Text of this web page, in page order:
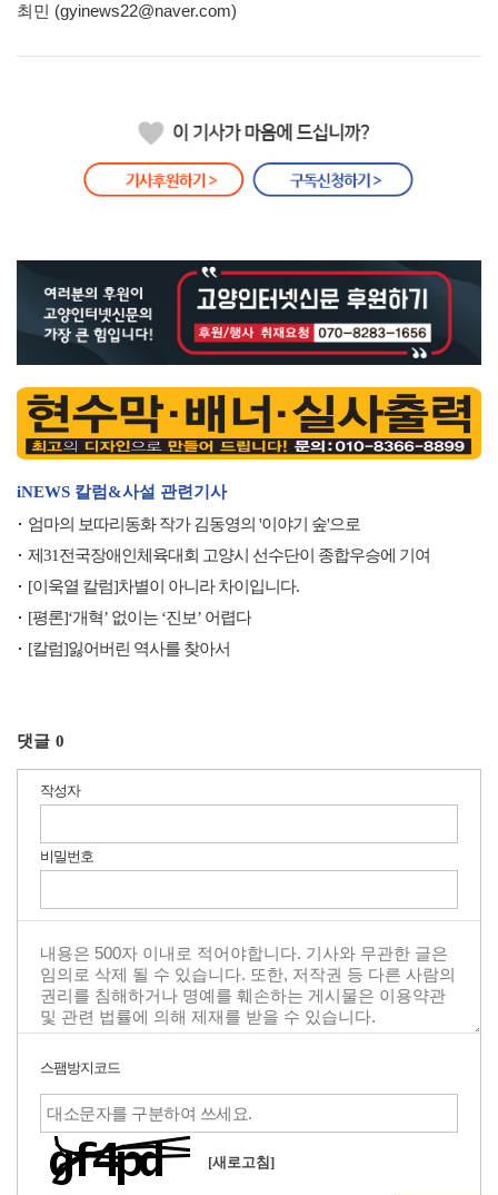
최민 (gyinews22@naver.com)
iNEWS 칼럼&사설 관련기사
엄마의 보따리동화 작가 김동영의 '이야기 숲'으로
제31전국장애인체육대회 고양시 선수단이 종합우승에 기여
[이욱열 칼럼]차별이 아니라 차이입니다.
[평론]‘개혁’ 없이는 ‘진보’ 어렵다
[칼럼]잃어버린 역사를 찾아서
댓글 0
작성자
비밀번호
스팸방지코드
[새로고침]